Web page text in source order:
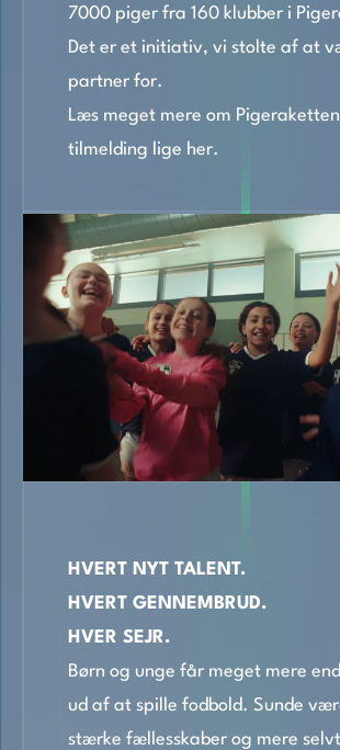
7000 piger fra 160 klubber i
Det er et initiativ, vi stolte af at
partner for.
Læs meget mere om
tilmelding lige her.
HVERT NYT TALENT.
HVERT GENNEMBRUD.
HVER SEJR.
Børn og unge får meget mere
ud af at spille fodbold. Sunde
stærke fællesskaber og mere